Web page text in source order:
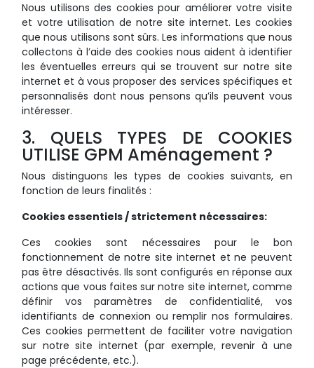
Nous utilisons des cookies pour améliorer votre visite
et votre utilisation de notre site internet. Les cookies
que nous utilisons sont sûrs. Les informations que nous
collectons à l’aide des cookies nous aident à identifier
les éventuelles erreurs qui se trouvent sur notre site
internet et à vous proposer des services spécifiques et
personnalisés dont nous pensons qu’ils peuvent vous
intéresser.
3. QUELS TYPES DE COOKIES
UTILISE GPM Aménagement ?
Nous distinguons les types de cookies suivants, en
fonction de leurs finalités :
Cookies essentiels / strictement nécessaires:
Ces cookies sont nécessaires pour le bon
fonctionnement de notre site internet et ne peuvent
pas être désactivés. Ils sont configurés en réponse aux
actions que vous faites sur notre site internet, comme
définir vos paramètres de confidentialité, vos
identifiants de connexion ou remplir nos formulaires.
Ces cookies permettent de faciliter votre navigation
sur notre site internet (par exemple, revenir à une
page précédente, etc.).